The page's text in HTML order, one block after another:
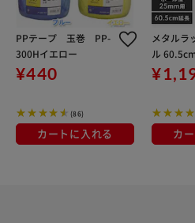
PPテープ 玉巻 PP-
300Hイエロー
¥440
(86)
カートに入れる
メタルラ
ル
EPS (ポー
カ